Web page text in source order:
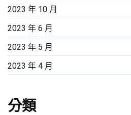
2023 年 10 月
2023 年 6 月
2023 年 5 月
2023 年 4 月
分類